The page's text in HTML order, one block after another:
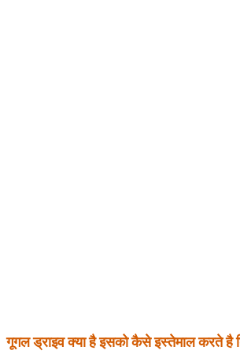
गूगल ड्राइव क्या है इसको कैसे इस्तेमाल करते है